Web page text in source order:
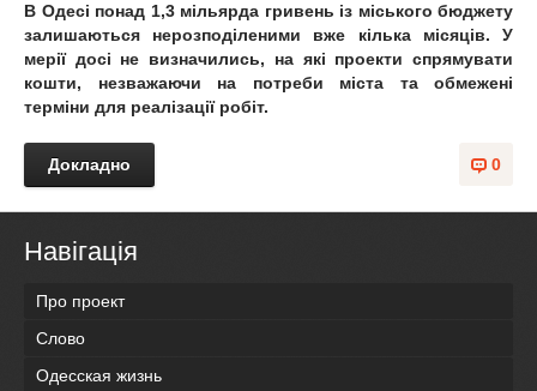
В Одесі понад 1,3 мільярда гривень із міського бюджету
залишаються нерозподіленими вже кілька місяців. У
мерії досі не визначились, на які проекти спрямувати
кошти, незважаючи на потреби міста та обмежені
терміни для реалізації робіт.
0
Докладно
Навігація
Про проект
Слово
Одесская жизнь